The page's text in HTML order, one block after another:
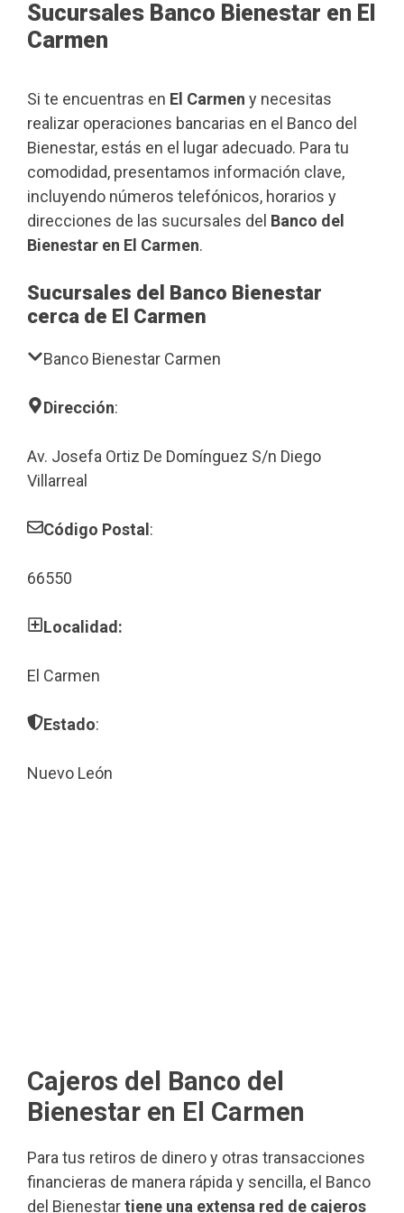
Sucursales Banco Bienestar en El
Carmen
Si te encuentras en El Carmen y necesitas
realizar operaciones bancarias en el Banco del
Bienestar, estás en el lugar adecuado. Para tu
comodidad, presentamos información clave,
incluyendo números telefónicos, horarios y
direcciones de las sucursales del Banco del
Bienestar en El Carmen.
Sucursales del Banco Bienestar
cerca de El Carmen
Banco Bienestar Carmen
Dirección:
Av. Josefa Ortiz De Domínguez S/n Diego
Villarreal
Código Postal:
66550
Localidad:
El Carmen
Estado:
Nuevo León
Cajeros del Banco del
Bienestar en El Carmen
Para tus retiros de dinero y otras transacciones
financieras de manera rápida y sencilla, el Banco
del Bienestartiene una extensa red de cajeros